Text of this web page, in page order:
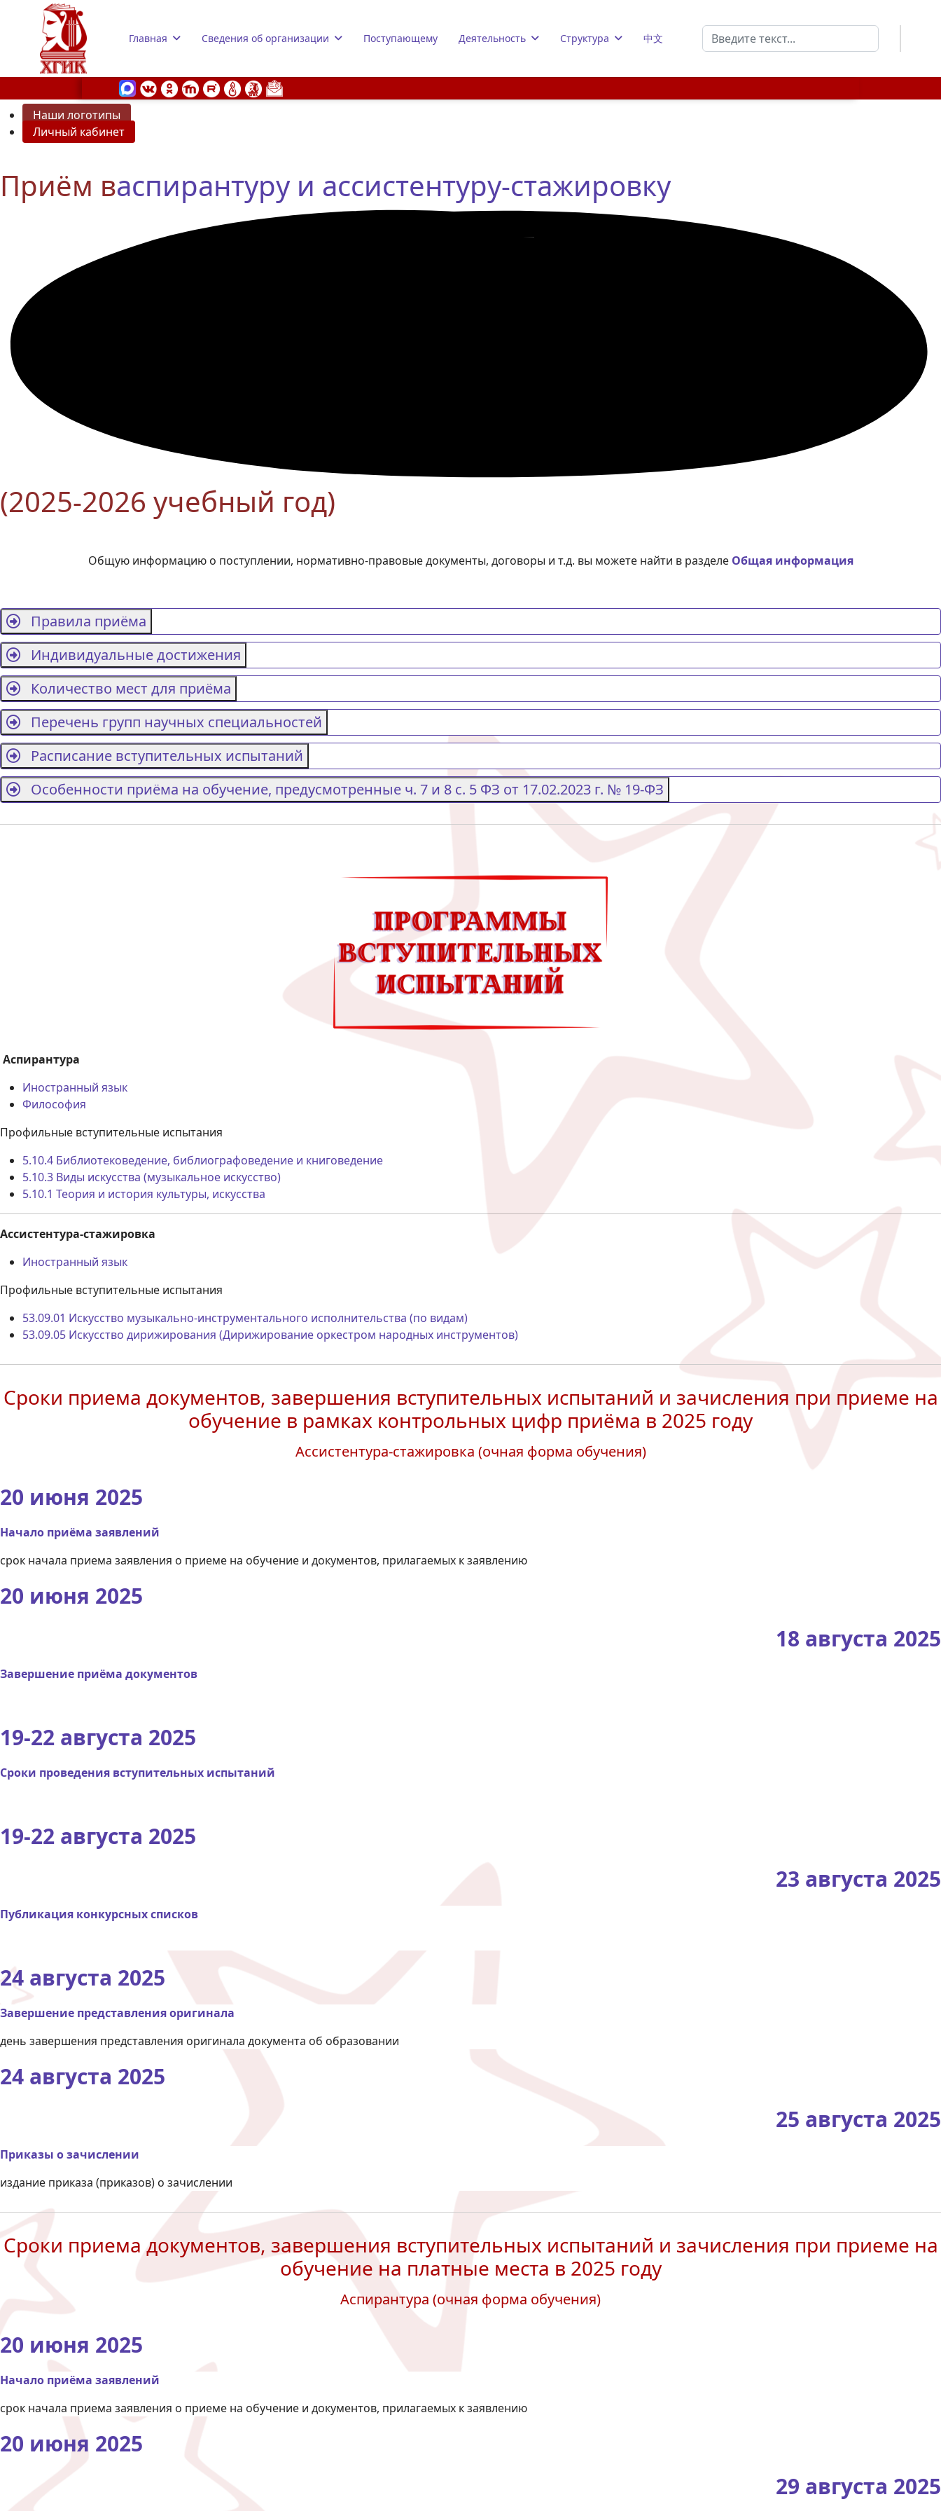
Главная Сведения об организации Поступающему Деятельность Структура 中文
Поиск
Наши логотипы
Личный кабинет
Приём васпирантуру и ассистентуру-стажировку
(2025-2026 учебный год)
Общую информацию о поступлении, нормативно-правовые документы, договоры и т.д. вы можете найти в разделе Общая информация
Правила приёма
Индивидуальные достижения
Количество мест для приёма
Перечень групп научных специальностей
Расписание вступительных испытаний
Особенности приёма на обучение, предусмотренные ч. 7 и 8 с. 5 ФЗ от 17.02.2023 г. № 19-ФЗ
Аспирантура
Иностранный язык
Философия
Профильные вступительные испытания
5.10.4 Библиотековедение, библиографоведение и книговедение
5.10.3 Виды искусства (музыкальное искусство)
5.10.1 Теория и история культуры, искусства
Ассистентура-стажировка
Иностранный язык
Профильные вступительные испытания
53.09.01 Искусство музыкально-инструментального исполнительства (по видам)
53.09.05 Искусство дирижирования (Дирижирование оркестром народных инструментов)
Сроки приема документов, завершения вступительных испытаний и зачисления при приеме на
обучение в рамках контрольных цифр приёма в 2025 году
Ассистентура-стажировка (очная форма обучения)
20 июня 2025
Начало приёма заявлений
срок начала приема заявления о приеме на обучение и документов, прилагаемых к заявлению
20 июня 2025
18 августа 2025
Завершение приёма документов
19-22 августа 2025
Сроки проведения вступительных испытаний
19-22 августа 2025
23 августа 2025
Публикация конкурсных списков
24 августа 2025
Завершение представления оригинала
день завершения представления оригинала документа об образовании
24 августа 2025
25 августа 2025
Приказы о зачислении
издание приказа (приказов) о зачислении
Сроки приема документов, завершения вступительных испытаний и зачисления при приеме на
обучение на платные места в 2025 году
Аспирантура (очная форма обучения)
20 июня 2025
Начало приёма заявлений
срок начала приема заявления о приеме на обучение и документов, прилагаемых к заявлению
20 июня 2025
29 августа 2025